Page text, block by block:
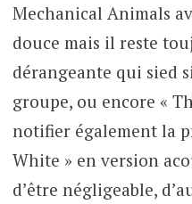
Mechanical Animals
douce mais il reste
dérangeante qui sied
groupe, ou encore «
notifier également la
White » en version
d’être négligeable,